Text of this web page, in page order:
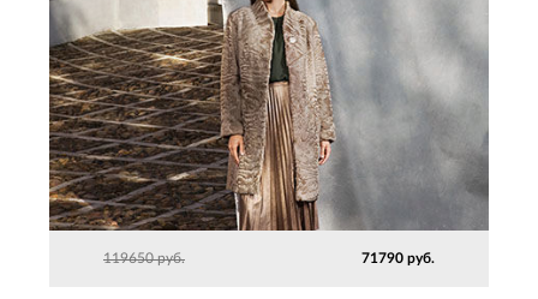
119650 руб. 71790 руб.